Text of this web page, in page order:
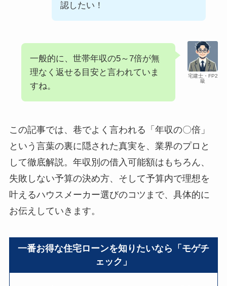
認したい！
宅建士・FP2
級
一般的に、世帯年収の5～7倍が無
理なく返せる目安と言われていま
すね。
この記事では、巷でよく言われる「年収の〇倍」
という言葉の裏に隠された真実を、業界のプロと
して徹底解説。年収別の借入可能額はもちろん、
失敗しない予算の決め方、そして予算内で理想を
叶えるハウスメーカー選びのコツまで、具体的に
お伝えしていきます。
一番お得な住宅ローンを知りたいなら「モゲチ
ェック」